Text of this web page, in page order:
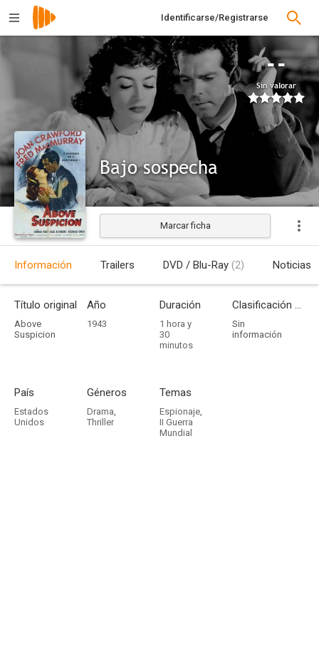
Identificarse/Registrarse
--
Sin valorar
Bajo sospecha
Estrenada
Marcar ficha
Información Trailers DVD / Blu-Ray (2) Noticias
Título original
Above
Suspicion
Año
1943
Duración
1 hora y
30
minutos
Clasificación por edades
Sin
información
País
Estados
Unidos
Géneros
Drama,
Thriller
Temas
Espionaje,
II Guerra
Mundial